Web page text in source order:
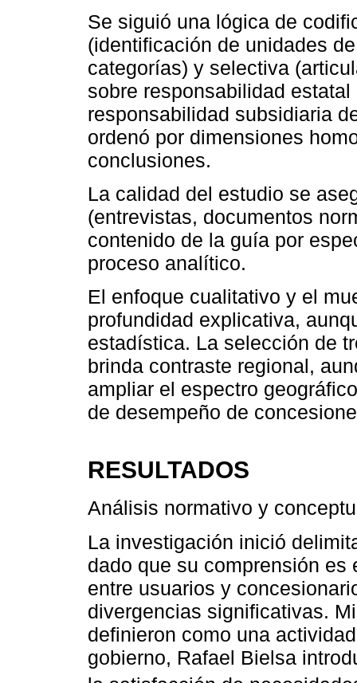
Se siguió una lógica de
(identificación de unidades
categorías) y selectiva
sobre responsabilidad
responsabilidad subsidiaria
ordenó por dimensiones
conclusiones.
La calidad del estudio se
(entrevistas, documentos
contenido de la guía por
proceso analítico.
El enfoque cualitativo y el
profundidad explicativa,
estadística. La selección de
brinda contraste regional,
ampliar el espectro
de desempeño de
RESULTADOS
Análisis normativo y
La investigación inició
dado que su comprensión
entre usuarios y
divergencias significativas.
definieron como una
gobierno, Rafael Bielsa